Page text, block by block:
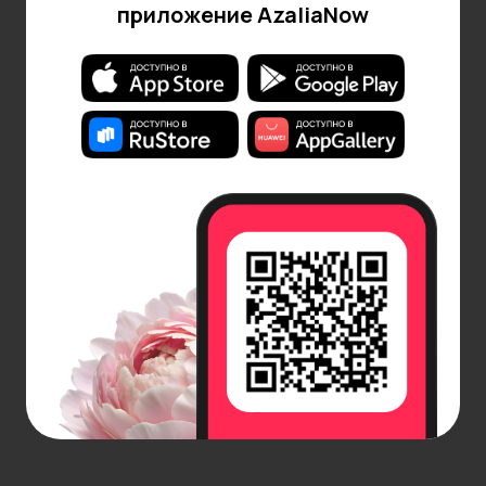
Романтичные и мечтательные натуры.
Сиреневый цвет ассоциируется с
мечтательностью, тонкой душевной
организацией и творческим подходом к жизни.
тех, кто видит мир иначе, кто вдохновляется
природой, искусством, литературой и музыкой.
Если ваш близкий человек любит погружаться в
размышления, обладает особым чувством
прекрасного или ценит символику, сиреневый
букет подчеркнет его утонченную натуру.
Люди, стремящиеся к гармонии. Сиреневый
цвет обладает способностью успокаивать,
помогать достичь внутреннего равновесия и
создавать ощущение легкости. Букет в этой
приложение AzaliaNow